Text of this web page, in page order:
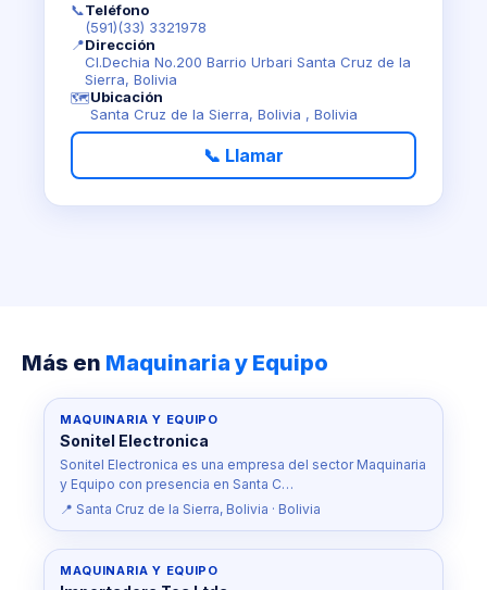
📞Teléfono
(591)(33) 3321978
📍Dirección
Cl.Dechia No.200 Barrio Urbari Santa Cruz de la
Sierra, Bolivia
🗺️Ubicación
Santa Cruz de la Sierra, Bolivia , Bolivia
📞 Llamar
Más en Maquinaria y Equipo
MAQUINARIA Y EQUIPO
Sonitel Electronica
Sonitel Electronica es una empresa del sector Maquinaria
y Equipo con presencia en Santa C…
📍 Santa Cruz de la Sierra, Bolivia · Bolivia
MAQUINARIA Y EQUIPO